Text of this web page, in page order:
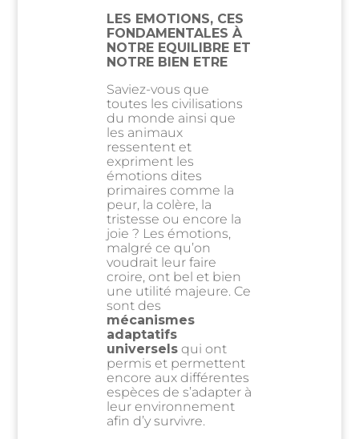
LES EMOTIONS, CES
FONDAMENTALES À
NOTRE EQUILIBRE ET
NOTRE BIEN ETRE
Saviez-vous que
toutes les civilisations
du monde ainsi que
les animaux
ressentent et
expriment les
émotions dites
primaires comme la
peur, la colère, la
tristesse ou encore la
joie ? Les émotions,
malgré ce qu’on
voudrait leur faire
croire, ont bel et bien
une utilité majeure. Ce
sont des
mécanismes
adaptatifs
universels qui ont
permis et permettent
encore aux différentes
espèces de s’adapter à
leur environnement
afin d’y survivre.